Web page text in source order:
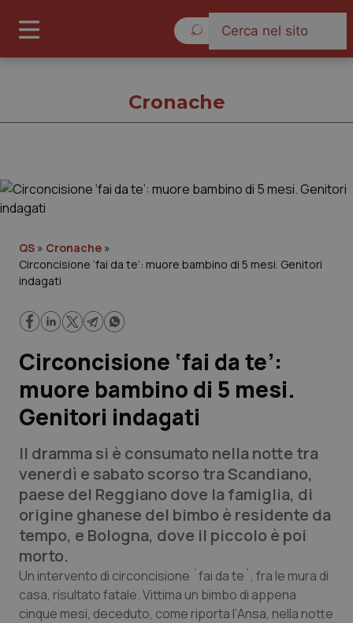
Governo e Parlamento
Regioni e Asl
Lavoro e Professioni
Scienza e Farmaci
Studi e Analisi
Lettere al direttore
Edizioni Regionali
QS Pro
Professionisti Sanitari.AI
Cronache
QS » Cronache »
Circoncisione ‘fai da te’: muore bambino di 5 mesi. Genitori
indagati
Circoncisione ‘fai da te’:
muore bambino di 5 mesi.
Genitori indagati
Il dramma si è consumato nella notte tra
venerdì e sabato scorso tra Scandiano,
paese del Reggiano dove la famiglia, di
origine ghanese del bimbo è residente da
tempo, e Bologna, dove il piccolo è poi
morto.
Un intervento di circoncisione `fai da te´, fra le mura di
casa, risultato fatale. Vittima un bimbo di appena
cinque mesi, deceduto, come riporta l’Ansa, nella notte